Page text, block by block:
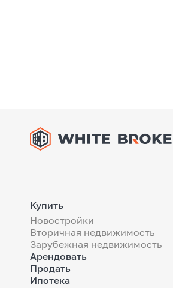
Купить
Новостройки
Вторичная недвижимость
Зарубежная недвижимость
Арендовать
Продать
Ипотека